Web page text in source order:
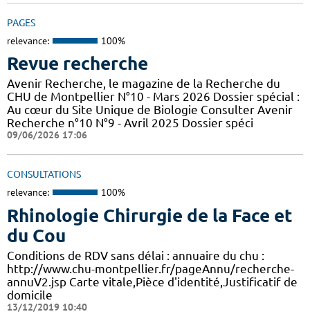
PAGES
relevance: 100%
Revue recherche
Avenir Recherche, le magazine de la Recherche du
CHU de Montpellier N°10 - Mars 2026 Dossier spécial :
Au cœur du Site Unique de Biologie Consulter Avenir
Recherche n°10 N°9 - Avril 2025 Dossier spéci
09/06/2026 17:06
CONSULTATIONS
relevance: 100%
Rhinologie Chirurgie de la Face et
du Cou
Conditions de RDV sans délai : annuaire du chu :
http://www.chu-montpellier.fr/pageAnnu/recherche-
annuV2.jsp Carte vitale,Pièce d'identité,Justificatif de
domicile
13/12/2019 10:40